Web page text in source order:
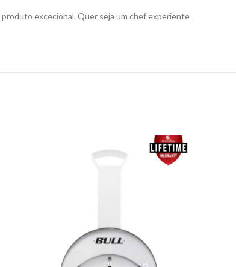
produto excecional. Quer seja um chef experiente